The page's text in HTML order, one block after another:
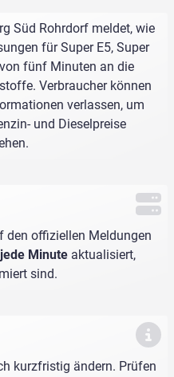
Süd Rohrdorf meldet, wie
für Super E5, Super
fünf Minuten an die
Verbraucher können
verlassen, um
und Dieselpreise
den offiziellen Meldungen
jede Minute aktualisiert,
sind.
kurzfristig ändern. Prüfen